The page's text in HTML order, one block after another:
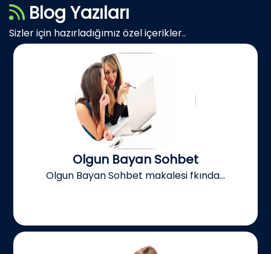
Blog Yazıları
Sizler için hazırladığımız özel içerikler..
Olgun Bayan Sohbet
Olgun Bayan Sohbet makalesi fkında...